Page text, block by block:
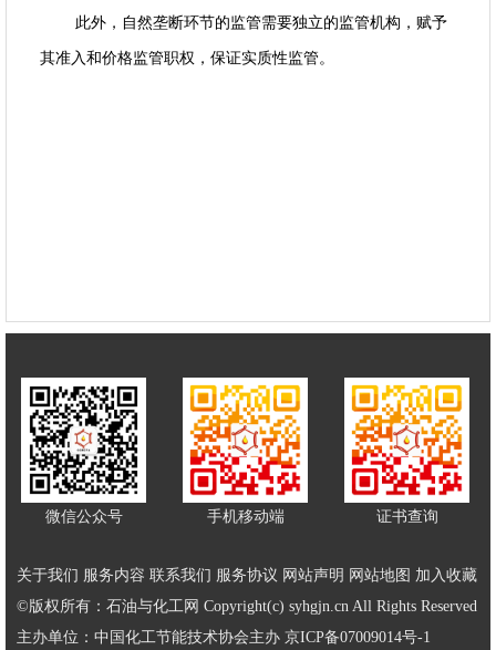
此外，自然垄断环节的监管需要独立的监管机构，赋予
其准入和价格监管职权，保证实质性监管。
微信公众号 手机移动端 证书查询
关于我们 服务内容 联系我们 服务协议 网站声明 网站地图 加入收藏
©版权所有：石油与化工网 Copyright(c) syhgjn.cn All Rights Reserved
主办单位：中国化工节能技术协会主办 京ICP备07009014号-1